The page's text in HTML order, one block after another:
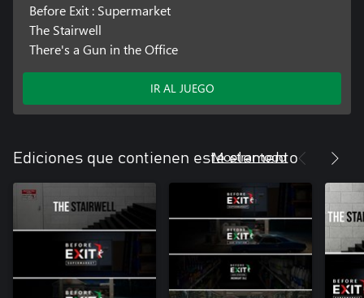
Before Exit : Supermarket
The Stairwell
There's a Gun in the Office
IR AL JUEGO
Ediciones que contienen este elemento
Mostrar todo